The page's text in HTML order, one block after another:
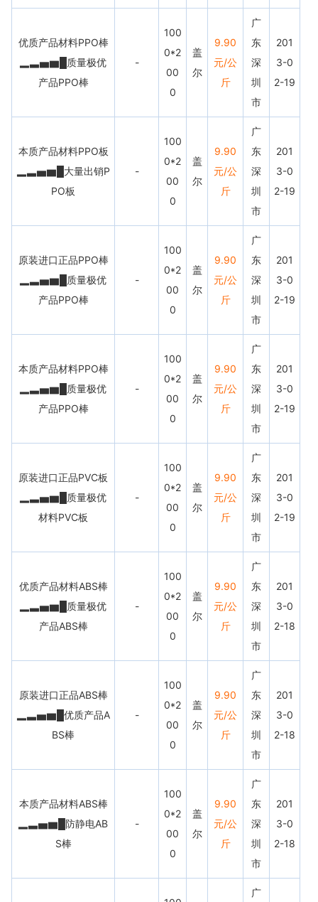
优质产品材料PPO棒
▂▃▅▆█质量极优
产品PPO棒
-
100
0*2
00
0
盖
尔
9.90
元/公
斤
广
东
深
圳
市
201
3-0
2-19
本质产品材料PPO板
▂▃▅▆█大量出销P
PO板
-
100
0*2
00
0
盖
尔
9.90
元/公
斤
广
东
深
圳
市
201
3-0
2-19
原装进口正品PPO棒
▂▃▅▆█质量极优
产品PPO棒
-
100
0*2
00
0
盖
尔
9.90
元/公
斤
广
东
深
圳
市
201
3-0
2-19
本质产品材料PPO棒
▂▃▅▆█质量极优
产品PPO棒
-
100
0*2
00
0
盖
尔
9.90
元/公
斤
广
东
深
圳
市
201
3-0
2-19
原装进口正品PVC板
▂▃▅▆█质量极优
材料PVC板
-
100
0*2
00
0
盖
尔
9.90
元/公
斤
广
东
深
圳
市
201
3-0
2-19
优质产品材料ABS棒
▂▃▅▆█质量极优
产品ABS棒
-
100
0*2
00
0
盖
尔
9.90
元/公
斤
广
东
深
圳
市
201
3-0
2-18
原装进口正品ABS棒
▂▃▅▆█优质产品A
BS棒
-
100
0*2
00
0
盖
尔
9.90
元/公
斤
广
东
深
圳
市
201
3-0
2-18
本质产品材料ABS棒
▂▃▅▆█防静电AB
S棒
-
100
0*2
00
0
盖
尔
9.90
元/公
斤
广
东
深
圳
市
201
3-0
2-18
广